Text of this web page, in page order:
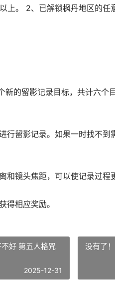
上。 2、已解锁枫丹地区的任
新的留影记录目标，共计六个
行留影记录。如果一时找不
和镜头焦距，可以使记录过程
得相应奖励。
好 第五人格咒
2025-12-31
没有了！